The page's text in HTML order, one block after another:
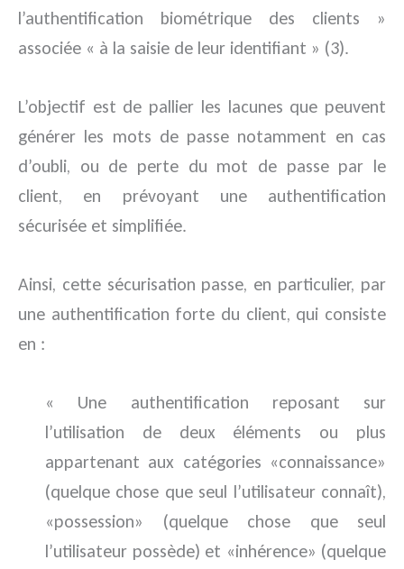
l’authentification biométrique des clients »
associée « à la saisie de leur identifiant » (3).
L’objectif est de pallier les lacunes que peuvent
générer les mots de passe notamment en cas
d’oubli, ou de perte du mot de passe par le
client, en prévoyant une authentification
sécurisée et simplifiée.
Ainsi, cette sécurisation passe, en particulier, par
une authentification forte du client, qui consiste
en :
« Une authentification reposant sur
l’utilisation de deux éléments ou plus
appartenant aux catégories «connaissance»
(quelque chose que seul l’utilisateur connaît),
«possession» (quelque chose que seul
l’utilisateur possède) et «inhérence» (quelque